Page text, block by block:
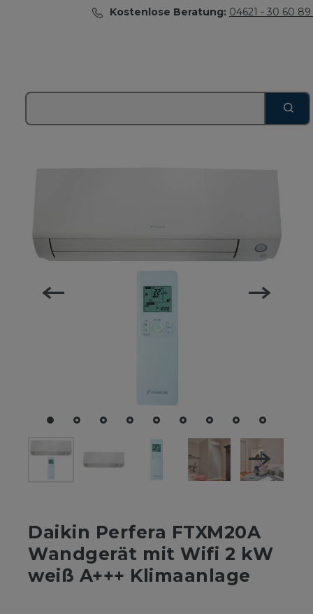
Kostenlose Beratung: 04621 - 30 60
Daikin Perfera FTXM20A
Wandgerät mit Wifi 2 kW
weiß A+++ Klimaanlage